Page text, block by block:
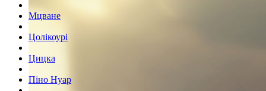
Мцване
Цолікоурі
Цицка
Піно Нуар